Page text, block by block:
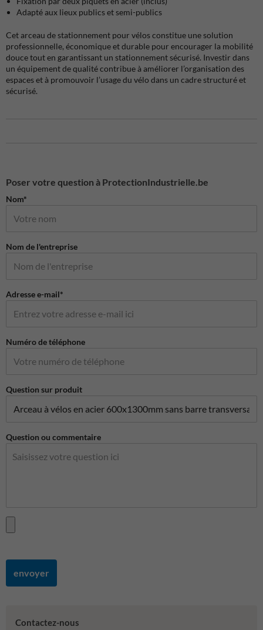
Adapté aux lieux publics et semi-publics
Cet arceau de stationnement pour vélos constitue une solution
professionnelle, économique et durable pour encourager la mobilité
douce tout en garantissant un stationnement sécurisé. Investir dans
un équipement de qualité contribue à améliorer l’organisation des
espaces et à promouvoir l’usage du vélo dans un cadre structuré et
sécurisé.
Poser votre question à ProtectionIndustrielle.be
Nom*
Nom de l'entreprise
Adresse e-mail*
Numéro de téléphone
Question sur produit
Question ou commentaire
envoyer
Contactez-nous